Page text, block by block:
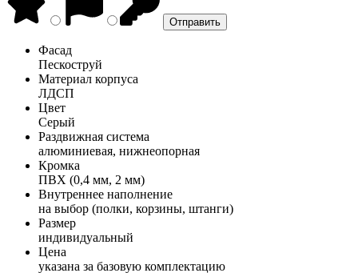
Фасад
Пескоструй
Материал корпуса
ЛДСП
Цвет
Серый
Раздвижная система
алюминиевая, нижнеопорная
Кромка
ПВХ (0,4 мм, 2 мм)
Внутреннее наполнение
на выбор (полки, корзины, штанги)
Размер
индивидуальный
Цена
указана за базовую комплектацию